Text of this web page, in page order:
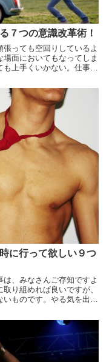
７つの意識改革術！
っても空回りしているよ
面においてもなってしま
上手くいかない。仕事に
今回は、そういった場合に
に行って欲しい９つ
、みなさんご存知ですよ
り組めれば良いですが、
いものです。やる気を出し
。モチベーションが足りな